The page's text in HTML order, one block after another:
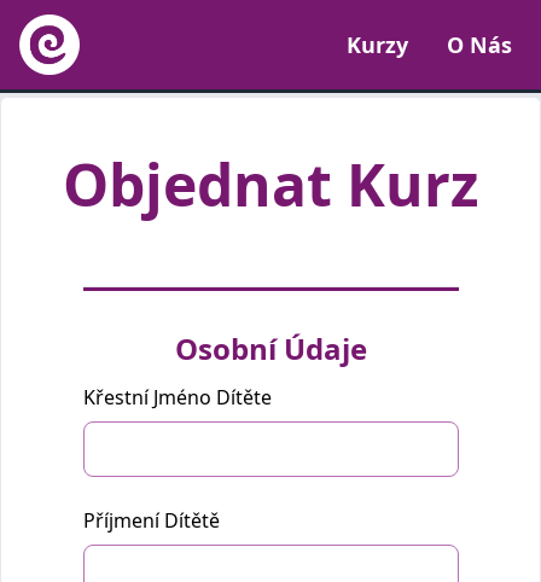
Kurzy O Nás
Objednat Kurz
člověk,
prosím
pole.
Osobní Údaje
Křestní Jméno Dítěte
Příjmení Dítětě